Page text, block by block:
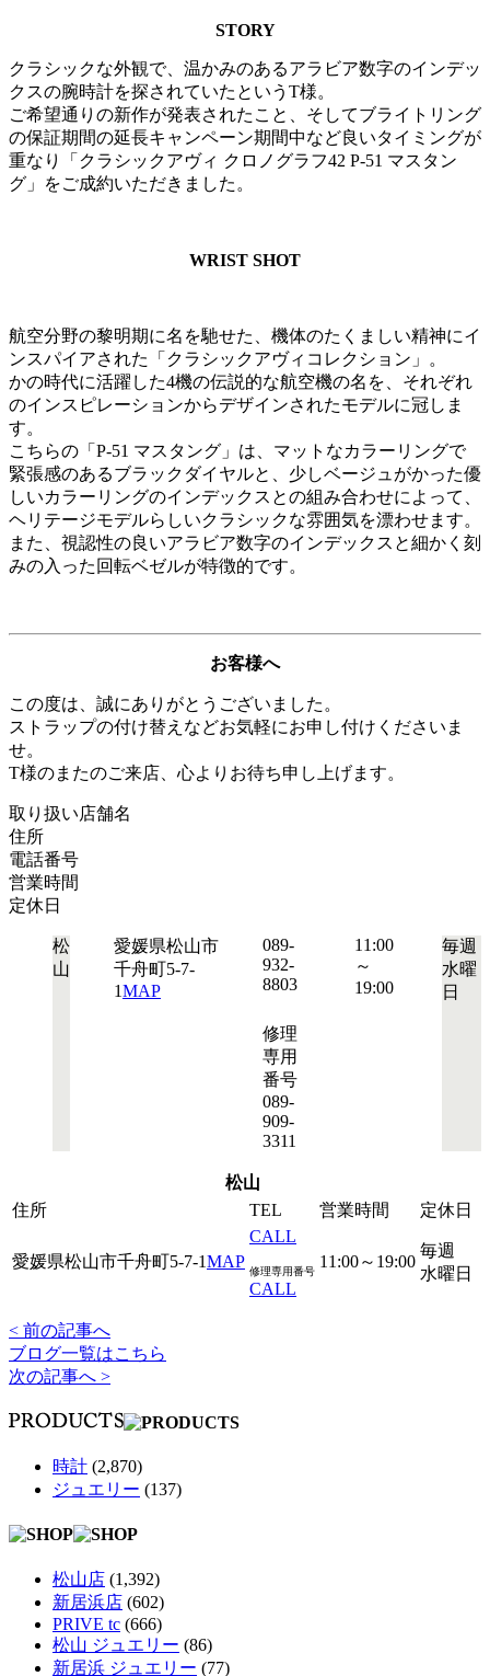
STORY
クラシックな外観で、温かみのあるアラビア数字のインデッ
クスの腕時計を探されていたというT様。
ご希望通りの新作が発表されたこと、そしてブライトリング
の保証期間の延長キャンペーン期間中など良いタイミングが
重なり「クラシックアヴィ クロノグラフ42 P-51 マスタン
グ」をご成約いただきました。
WRIST SHOT
航空分野の黎明期に名を馳せた、機体のたくましい精神にイ
ンスパイアされた「クラシックアヴィコレクション」。
かの時代に活躍した4機の伝説的な航空機の名を、それぞれ
のインスピレーションからデザインされたモデルに冠しま
す。
こちらの「P-51 マスタング」は、マットなカラーリングで
緊張感のあるブラックダイヤルと、少しベージュがかった優
しいカラーリングのインデックスとの組み合わせによって、
ヘリテージモデルらしいクラシックな雰囲気を漂わせます。
また、視認性の良いアラビア数字のインデックスと細かく刻
みの入った回転ベゼルが特徴的です。
お客様へ
この度は、誠にありがとうございました。
ストラップの付け替えなどお気軽にお申し付けくださいま
せ。
T様のまたのご来店、心よりお待ち申し上げます。
取り扱い店舗名
住所
電話番号
営業時間
定休日
松
山
愛媛県松山市
千舟町5-7-
1MAP
089-
932-
8803
修理
専用
番号
089-
909-
3311
11:00
～
19:00
毎週
水曜
日
松山
住所
TEL 営業時間 定休日
愛媛県松山市千舟町5-7-1MAP
CALL
修理専用番号
CALL
11:00～19:00
毎週
水曜日
< 前の記事へ
ブログ一覧はこちら
次の記事へ >
時計 (2,870)
ジュエリー (137)
松山店 (1,392)
新居浜店 (602)
PRIVE tc (666)
松山 ジュエリー (86)
新居浜 ジュエリー (77)